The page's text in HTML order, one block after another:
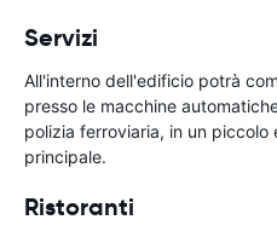
Servizi
All'interno dell'edificio potrà
presso le macchine
polizia ferroviaria, in un
principale.
Ristoranti